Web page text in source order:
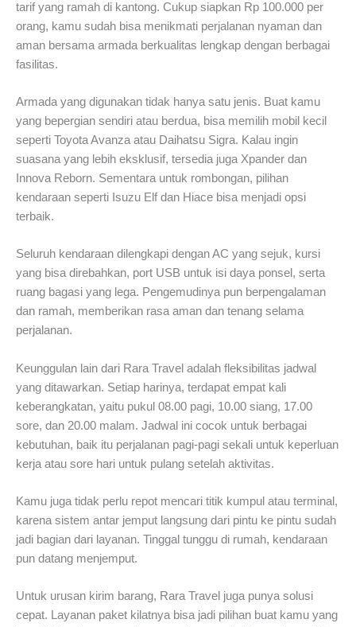
tarif yang ramah di kantong. Cukup siapkan Rp 100.000 per
orang, kamu sudah bisa menikmati perjalanan nyaman dan
aman bersama armada berkualitas lengkap dengan berbagai
fasilitas.
Armada yang digunakan tidak hanya satu jenis. Buat kamu
yang bepergian sendiri atau berdua, bisa memilih mobil kecil
seperti Toyota Avanza atau Daihatsu Sigra. Kalau ingin
suasana yang lebih eksklusif, tersedia juga Xpander dan
Innova Reborn. Sementara untuk rombongan, pilihan
kendaraan seperti Isuzu Elf dan Hiace bisa menjadi opsi
terbaik.
Seluruh kendaraan dilengkapi dengan AC yang sejuk, kursi
yang bisa direbahkan, port USB untuk isi daya ponsel, serta
ruang bagasi yang lega. Pengemudinya pun berpengalaman
dan ramah, memberikan rasa aman dan tenang selama
perjalanan.
Keunggulan lain dari Rara Travel adalah fleksibilitas jadwal
yang ditawarkan. Setiap harinya, terdapat empat kali
keberangkatan, yaitu pukul 08.00 pagi, 10.00 siang, 17.00
sore, dan 20.00 malam. Jadwal ini cocok untuk berbagai
kebutuhan, baik itu perjalanan pagi-pagi sekali untuk keperluan
kerja atau sore hari untuk pulang setelah aktivitas.
Kamu juga tidak perlu repot mencari titik kumpul atau terminal,
karena sistem antar jemput langsung dari pintu ke pintu sudah
jadi bagian dari layanan. Tinggal tunggu di rumah, kendaraan
pun datang menjemput.
Untuk urusan kirim barang, Rara Travel juga punya solusi
cepat. Layanan paket kilatnya bisa jadi pilihan buat kamu yang